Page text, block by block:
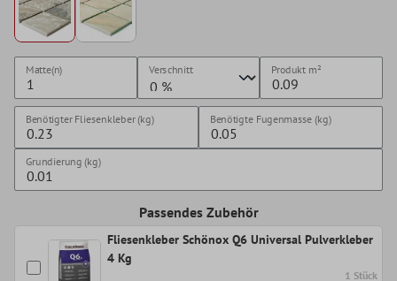
Matte(n) Verschnitt Produkt m²
Benötigter Fliesenkleber (kg) Benötigte Fugenmasse (kg)
Grundierung (kg)
Passendes Zubehör
Fliesenkleber Schönox Q6 Universal Pulverkleber
4 Kg
1 Stück